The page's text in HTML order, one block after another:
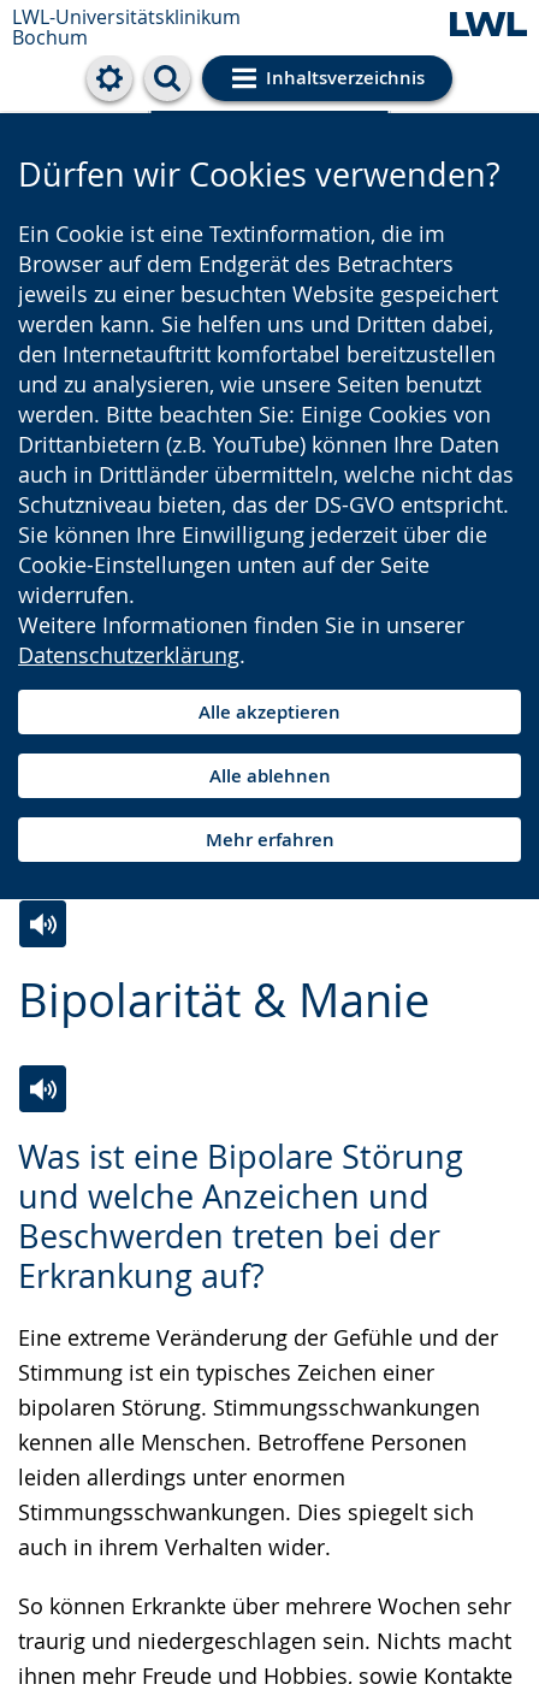
LWL-Universitätsklinikum
Bochum
Inhaltsverzeichnis
Cookie-Einstellungen
Dürfen wir Cookies verwenden?
Ein Cookie ist eine Textinformation, die im
Browser auf dem Endgerät des Betrachters
jeweils zu einer besuchten Website gespeichert
werden kann. Sie helfen uns und Dritten dabei,
den Internetauftritt komfortabel bereitzustellen
und zu analysieren, wie unsere Seiten benutzt
werden. Bitte beachten Sie: Einige Cookies von
Drittanbietern (z.B. YouTube) können Ihre Daten
auch in Drittländer übermitteln, welche nicht das
Schutzniveau bieten, das der DS-GVO entspricht.
Sie können Ihre Einwilligung jederzeit über die
Cookie-Einstellungen unten auf der Seite
widerrufen.
Weitere Informationen finden Sie in unserer
Datenschutzerklärung.
Alle akzeptieren
Alle ablehnen
Mehr erfahren
Bipolarität & Manie
Leichten
Sprache
wechseln.
Audio-
Unterstützung.
Video
Deutscher
Gebärdensprache
wird
angezeigt.
Was ist eine Bipolare Störung
und welche Anzeichen und
Beschwerden treten bei der
Erkrankung auf?
Eine extreme Veränderung der Gefühle und der
Stimmung ist ein typisches Zeichen einer
bipolaren Störung. Stimmungsschwankungen
kennen alle Menschen. Betroffene Personen
leiden allerdings unter enormen
Stimmungsschwankungen. Dies spiegelt sich
auch in ihrem Verhalten wider.
So können Erkrankte über mehrere Wochen sehr
traurig und niedergeschlagen sein. Nichts macht
ihnen mehr Freude und Hobbies, sowie Kontakte
Leichten
Sprache
wechseln.
Audio-
Unterstützung.
Video
in
Deutscher
Gebärdensprache
angezeigt.